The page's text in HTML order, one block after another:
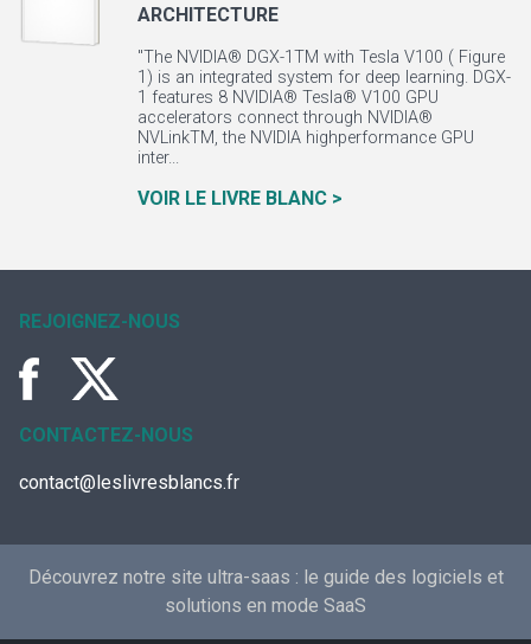
ARCHITECTURE
"The NVIDIA® DGX-1TM with Tesla V100 ( Figure
1) is an integrated system for deep learning. DGX-
1 features 8 NVIDIA® Tesla® V100 GPU
accelerators connect through NVIDIA®
NVLinkTM, the NVIDIA highperformance GPU
inter...
VOIR LE LIVRE BLANC >
REJOIGNEZ-NOUS
CONTACTEZ-NOUS
contact@leslivresblancs.fr
Découvrez notre site ultra-saas : le guide des logiciels et
solutions en mode SaaS